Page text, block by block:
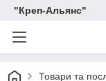
"Креп-Альянс"
Товари та